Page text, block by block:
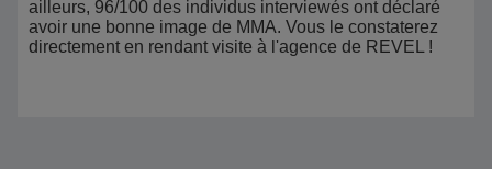
ailleurs, 96/100 des individus interviewés ont déclaré
avoir une bonne image de MMA. Vous le constaterez
directement en rendant visite à l'agence de REVEL !